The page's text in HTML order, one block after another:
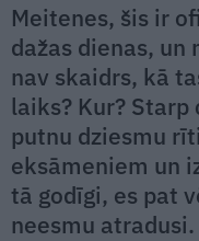
Meitenes, šis ir
dažas dienas, un
nav skaidrs, kā
laiks? Kur?
putnu dziesmu
eksāmeniem un
tā godīgi, es pat
neesmu atradusi.